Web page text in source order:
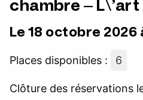
chambre –
Le 18 octobre 2026
Places disponibles : 6
Clôture des réservations